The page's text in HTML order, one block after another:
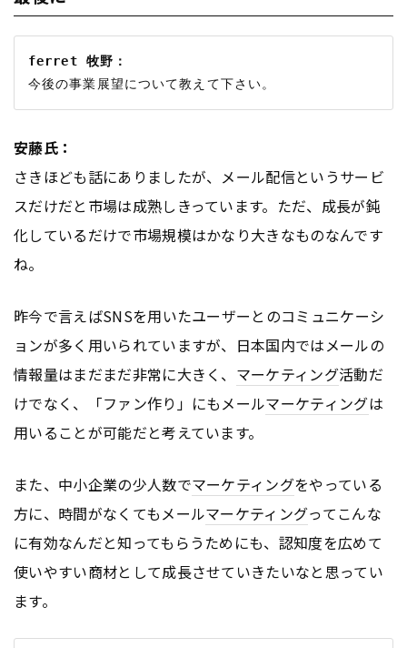
ferret 牧野：
安藤氏：
さきほども話にありましたが、メール配信というサービ
スだけだと市場は成熟しきっています。ただ、成長が鈍
化しているだけで市場規模はかなり大きなものなんです
ね。
昨今で言えばSNSを用いたユーザーとのコミュニケーシ
ョンが多く用いられていますが、日本国内ではメールの
情報量はまだまだ非常に大きく、 マーケティング活動だ
けでなく、「ファン作り」にもメールマーケティングは
用いることが可能だと考えています。
また、中小企業の少人数でマーケティングをやっている
方に、時間がなくてもメールマーケティングってこんな
に有効なんだと知ってもらうためにも、認知度を広めて
使いやすい商材として成長させていきたいなと思ってい
ます。